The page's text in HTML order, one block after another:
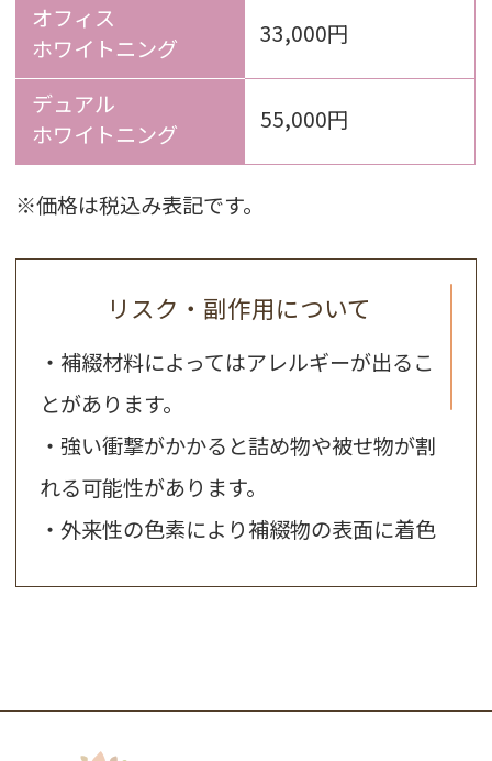
オフィス
ホワイトニング
33,000円
デュアル
ホワイトニング
55,000円
※価格は税込み表記です。